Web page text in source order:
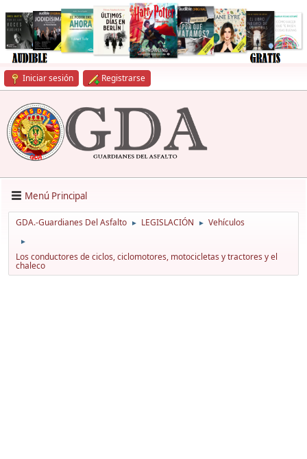
Iniciar sesión Registrarse
Menú Principal
GDA.-Guardianes Del Asfalto ► LEGISLACIÓN ► Vehículos
►
Los conductores de ciclos, ciclomotores, motocicletas y tractores y el
chaleco